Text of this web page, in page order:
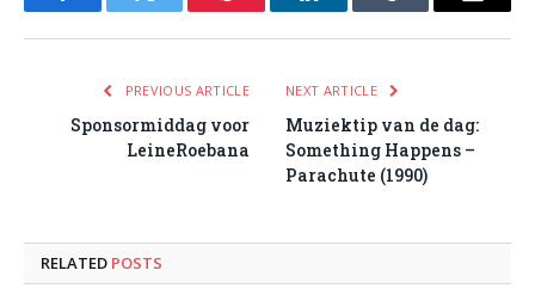
FacebookTwitter Pinterest LinkedInTumblr Email
PREVIOUS ARTICLE
Sponsormiddag voor
LeineRoebana
NEXT ARTICLE
Muziektip van de dag:
Something Happens –
Parachute (1990)
RELATED POSTS